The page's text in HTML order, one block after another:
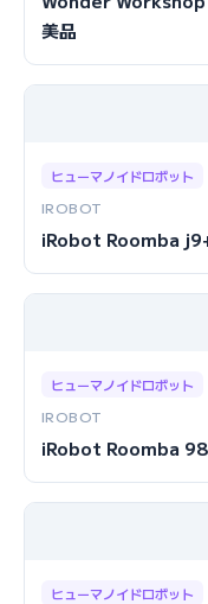
美品
ヒューマノイドロボット
IROBOT
iRobot Roomba
ヒューマノイドロボット
IROBOT
iRobot Roomba
ヒューマノイドロボット